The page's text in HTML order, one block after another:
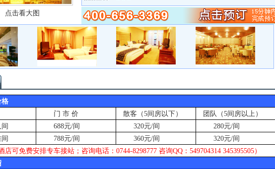
点击看大图
格
门 市 价 散客（5间房以下） 团队（5间房以上）
688元/间 320元/间 280元/间
788元/间 360元/间 320元/间
店可免费安排专车接站；咨询电话：0744-8298777 咨询QQ ：549704314 345395505）